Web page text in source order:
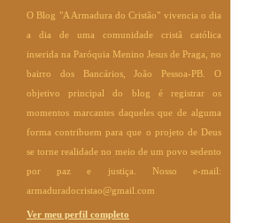
O Blog "A Armadura do Cristão" vivencia o dia
a dia de uma comunidade cristã católica
inserida na Paróquia Menino Jesus de Praga, no
bairro dos Bancários, João Pessoa-PB. O
objetivo principal do blog é registrar os
momentos marcantes daqueles que de alguma
forma contribuem para que o projeto de Deus
se torne realidade no meio de um povo sedento
por paz e justiça. Nosso e-mail:
armaduradocristao@gmail.com
Ver meu perfil completo